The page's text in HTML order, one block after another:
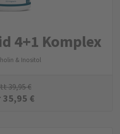
4+1 Komplex
& Inositol
39,95€
35,95 €